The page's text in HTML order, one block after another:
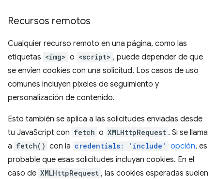
Recursos remotos
Cualquier recurso remoto en una página, como las
etiquetas <img> o <script> , puede depender de que
se envíen cookies con una solicitud. Los casos de uso
comunes incluyen píxeles de seguimiento y
personalización de contenido.
Esto también se aplica a las solicitudes enviadas desde
tu JavaScript con fetch o XMLHttpRequest . Si se llama
a fetch() con la credentials: 'include' opción, es
probable que esas solicitudes incluyan cookies. En el
caso de XMLHttpRequest , las cookies esperadas suelen